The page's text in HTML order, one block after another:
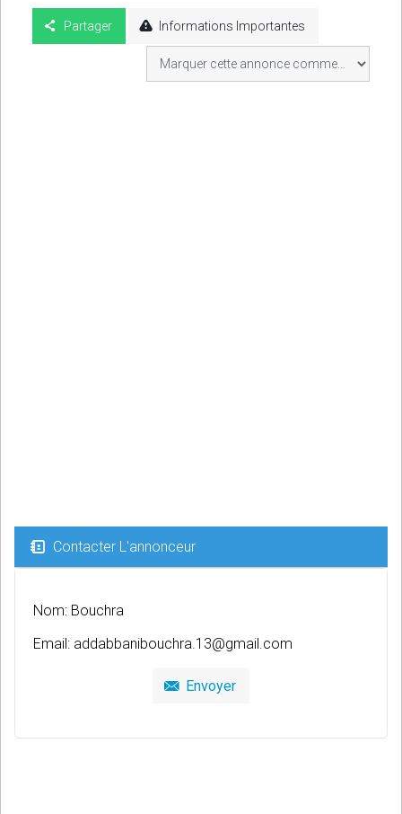
Partager Informations Importantes
Contacter L'annonceur
Nom: Bouchra
Email: addabbanibouchra.13@gmail.com
Envoyer